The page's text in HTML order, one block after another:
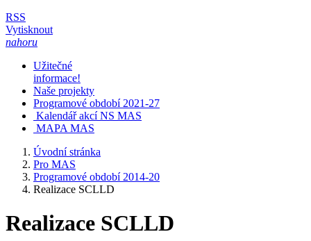
RSS
Vytisknout
nahoru
Užitečné
informace!
Naše projekty
Programové období 2021-27
Kalendář akcí NS MAS
MAPA MAS
Úvodní stránka
Pro MAS
Programové období 2014-20
Realizace SCLLD
Realizace SCLLD